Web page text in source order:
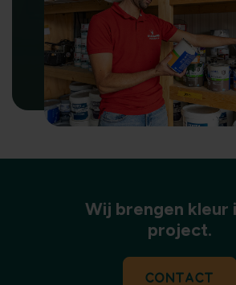
Wij brengen kleur
project.
CONTACT